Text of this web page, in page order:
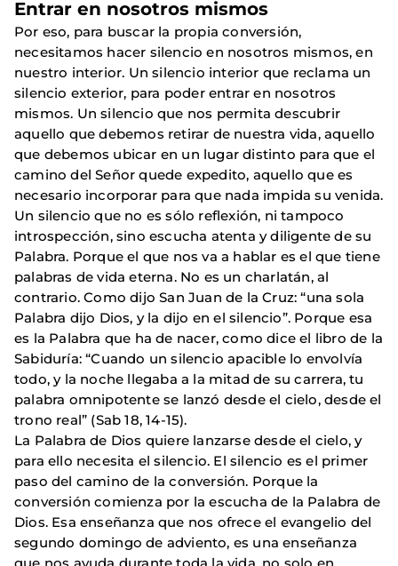
Entrar en nosotros mismos
Por eso, para buscar la propia conversión,
necesitamos hacer silencio en nosotros mismos, en
nuestro interior. Un silencio interior que reclama un
silencio exterior, para poder entrar en nosotros
mismos. Un silencio que nos permita descubrir
aquello que debemos retirar de nuestra vida, aquello
que debemos ubicar en un lugar distinto para que el
camino del Señor quede expedito, aquello que es
necesario incorporar para que nada impida su venida.
Un silencio que no es sólo reflexión, ni tampoco
introspección, sino escucha atenta y diligente de su
Palabra. Porque el que nos va a hablar es el que tiene
palabras de vida eterna. No es un charlatán, al
contrario. Como dijo San Juan de la Cruz: “una sola
Palabra dijo Dios, y la dijo en el silencio”. Porque esa
es la Palabra que ha de nacer, como dice el libro de la
Sabiduría: “Cuando un silencio apacible lo envolvía
todo, y la noche llegaba a la mitad de su carrera, tu
palabra omnipotente se lanzó desde el cielo, desde el
trono real” (Sab 18, 14-15).
La Palabra de Dios quiere lanzarse desde el cielo, y
para ello necesita el silencio. El silencio es el primer
paso del camino de la conversión. Porque la
conversión comienza por la escucha de la Palabra de
Dios. Esa enseñanza que nos ofrece el evangelio del
segundo domingo de adviento, es una enseñanza